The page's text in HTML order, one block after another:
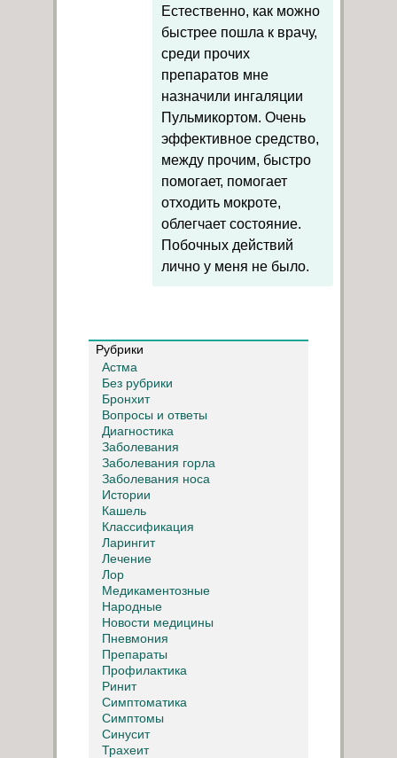
Естественно, как можно
быстрее пошла к врачу,
среди прочих
препаратов мне
назначили ингаляции
Пульмикортом. Очень
эффективное средство,
между прочим, быстро
помогает, помогает
отходить мокроте,
облегчает состояние.
Побочных действий
лично у меня не было.
Рубрики
Астма
Без рубрики
Бронхит
Вопросы и ответы
Диагностика
Заболевания
Заболевания горла
Заболевания носа
Истории
Кашель
Классификация
Ларингит
Лечение
Лор
Медикаментозные
Народные
Новости медицины
Пневмония
Препараты
Профилактика
Ринит
Симптоматика
Симптомы
Синусит
Трахеит